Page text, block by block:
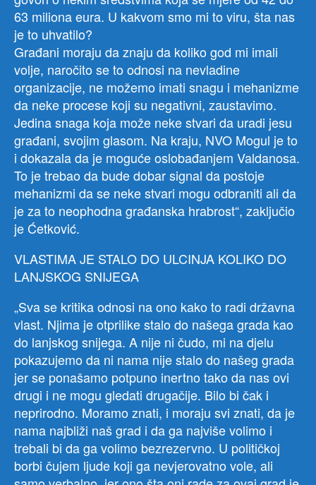
63 miliona eura. U kakvom smo mi to viru, šta nas
je to uhvatilo?
Građani moraju da znaju da koliko god mi imali
volje, naročito se to odnosi na nevladine
organizacije, ne možemo imati snagu i mehanizme
da neke procese koji su negativni, zaustavimo.
Jedina snaga koja može neke stvari da uradi jesu
građani, svojim glasom. Na kraju, NVO Mogul je to
i dokazala da je moguće oslobađanjem Valdanosa.
To je trebao da bude dobar signal da postoje
mehanizmi da se neke stvari mogu odbraniti ali da
je za to neophodna građanska hrabrost“, zaključio
je Ćetković.
VLASTIMA JE STALO DO ULCINJA KOLIKO DO
LANJSKOG SNIJEGA
„Sva se kritika odnosi na ono kako to radi državna
vlast. Njima je otprilike stalo do našega grada kao
do lanjskog snijega. A nije ni čudo, mi na djelu
pokazujemo da ni nama nije stalo do našeg grada
jer se ponašamo potpuno inertno tako da nas ovi
drugi i ne mogu gledati drugačije. Bilo bi čak i
neprirodno. Moramo znati, i moraju svi znati, da je
nama najbliži naš grad i da ga najviše volimo i
trebali bi da ga volimo bezrezervno. U političkoj
borbi čujem ljude koji ga nevjerovatno vole, ali